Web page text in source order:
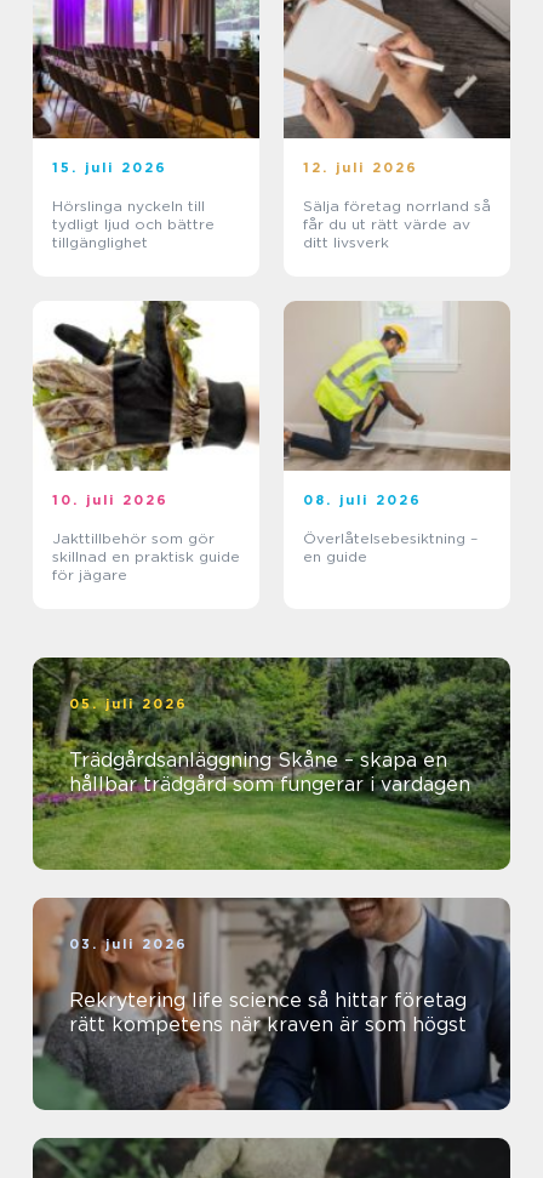
15. juli 2026
Hörslinga nyckeln till
tydligt ljud och bättre
tillgänglighet
12. juli 2026
Sälja företag norrland så
får du ut rätt värde av
ditt livsverk
10. juli 2026
Jakttillbehör som gör
skillnad en praktisk guide
för jägare
08. juli 2026
Överlåtelsebesiktning –
en guide
05. juli 2026
Trädgårdsanläggning Skåne – skapa en
hållbar trädgård som fungerar i vardagen
03. juli 2026
Rekrytering life science så hittar företag
rätt kompetens när kraven är som högst